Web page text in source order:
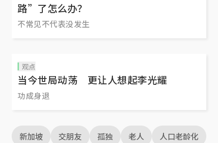
路”了怎么办？
不常见不代表没发生
观点
当今世局动荡 更让人想起李光耀
功成身退
新加坡 交朋友 孤独 老人 人口老龄化